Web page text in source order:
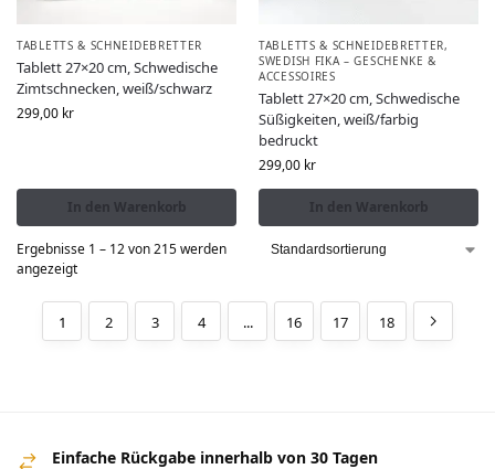
TABLETTS & SCHNEIDEBRETTER
Tablett 27×20 cm, Schwedische
Zimtschnecken, weiß/schwarz
299,00 kr
In den Warenkorb
TABLETTS & SCHNEIDEBRETTER,
SWEDISH FIKA – GESCHENKE &
ACCESSOIRES
Tablett 27×20 cm, Schwedische
Süßigkeiten, weiß/farbig
bedruckt
299,00 kr
In den Warenkorb
Ergebnisse 1 – 12 von 215 werden
angezeigt
1 2 3 4 ... 16 17 18
Einfache Rückgabe innerhalb von 30 Tagen